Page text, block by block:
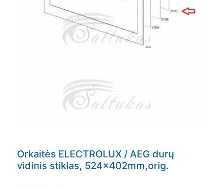
Orkaitės ELECTROLUX / AEG durų
vidinis stiklas, 524x402mm,orig.